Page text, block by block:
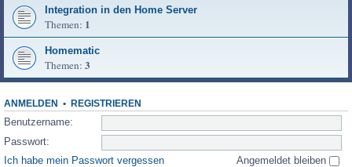
Integration in den Home Server
Themen: 1
Homematic
Themen: 3
ANMELDEN • REGISTRIEREN
Benutzername:
Passwort:
Ich habe mein Passwort vergessen
Angemeldet bleiben